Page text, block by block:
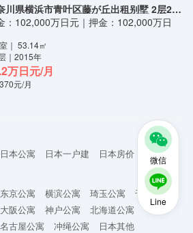
微信
Line
神奈川県横浜市青叶区藤が丘出租别墅 2层2LDK
：102,000万日元｜押金：102,000万日
｜ 53.14㎡
｜2015年
万日元/月
元/月
日本公寓 日本一户建
日本房价
东京公寓 横滨公寓 琦玉公寓
千叶公寓
大阪公寓 神户公寓
北海道公寓
名古屋公寓 冲绳公寓
日本其他